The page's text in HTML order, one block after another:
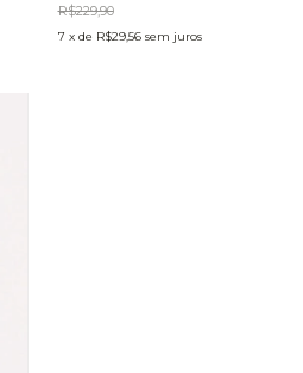
R$229,90
7 x de R$29,56 sem juros